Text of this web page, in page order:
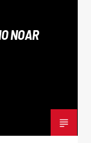
NOAR